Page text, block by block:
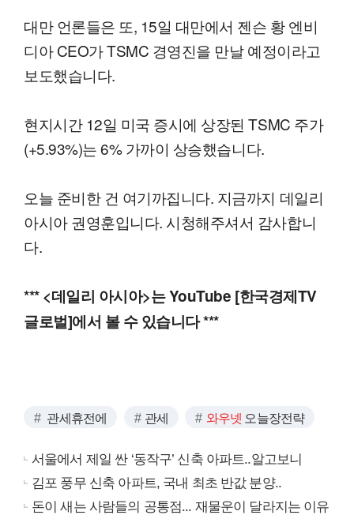
대만 언론들은 또, 15일 대만에서 젠슨 황 엔비
디아 CEO가 TSMC 경영진을 만날 예정이라고
보도했습니다.
현지시간 12일 미국 증시에 상장된 TSMC 주가
(+5.93%)는 6% 가까이 상승했습니다.
오늘 준비한 건 여기까집니다. 지금까지 데일리
아시아 권영훈입니다. 시청해주셔서 감사합니
다.
*** <데일리 아시아>는 YouTube [한국경제TV
글로벌]에서 볼 수 있습니다 ***
관세휴전에 관세 와우넷 오늘장전략
서울에서 제일 싼 ‘동작구’ 신축 아파트..알고보니
김포 풍무 신축 아파트, 국내 최초 반값 분양..
돈이 새는 사람들의 공통점... 재물운이 달라지는 이유